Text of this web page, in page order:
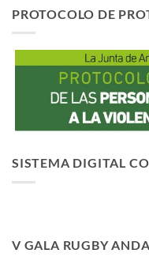
PROTOCOLO DE
SISTEMA DIGITAL
V GALA RUGBY